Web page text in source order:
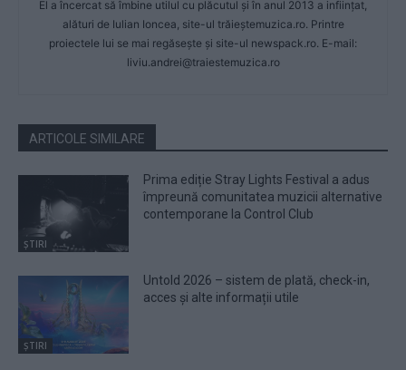
El a încercat să îmbine utilul cu plăcutul și în anul 2013 a inființat,
alături de Iulian Ioncea, site-ul trăieștemuzica.ro. Printre
proiectele lui se mai regăsește și site-ul newspack.ro. E-mail:
liviu.andrei@traiestemuzica.ro
ARTICOLE SIMILARE
ȘTIRI
Prima ediție Stray Lights Festival a adus
împreună comunitatea muzicii alternative
contemporane la Control Club
ȘTIRI
Untold 2026 – sistem de plată, check-in,
acces și alte informații utile